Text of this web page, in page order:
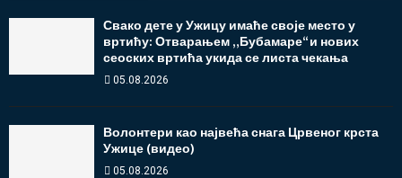
Свако дете у Ужицу имаће своје место у
вртићу: Отварањем „Бубамаре“ и нових
сеоских вртића укида се листа чекања
05.08.2026
Волонтери као највећа снага Црвеног крста
Ужице (видео)
05.08.2026